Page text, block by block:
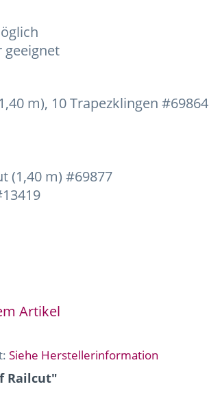
geeignet
m), 10 Trapezklingen #69864
(1,40 m) #69877
Artikel
Siehe Herstellerinformation
Railcut"